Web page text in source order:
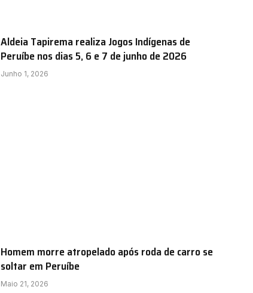
Aldeia Tapirema realiza Jogos Indígenas de
Peruíbe nos dias 5, 6 e 7 de junho de 2026
Junho 1, 2026
Homem morre atropelado após roda de carro se
soltar em Peruíbe
Maio 21, 2026